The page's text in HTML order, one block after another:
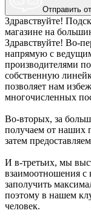
Отправить
Здравствуйте!
магазине на
Здравствуйте! Во-
напрямую с
производителями
собственную
позволяет нам
многочисленных
Во-вторых, за
получаем от наших
затем
И в-третьих, мы
взаимоотношения
заполучить
поэтому в нашем
человек.